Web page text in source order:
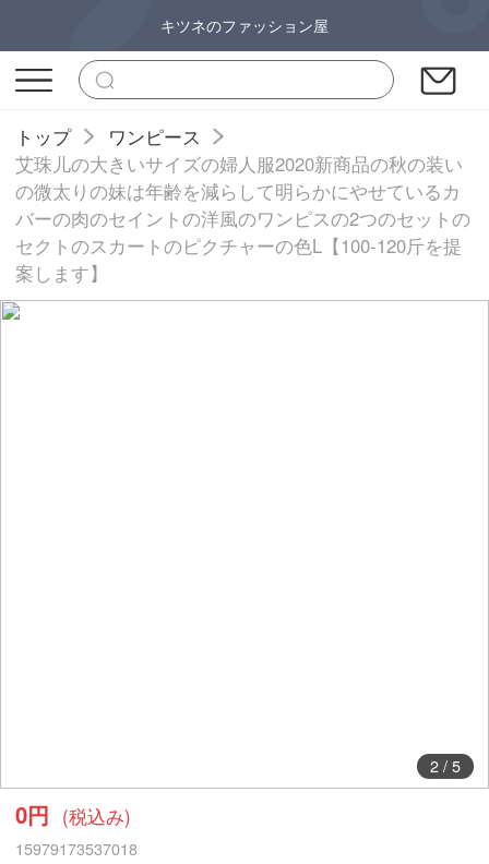
キツネのファッション屋
トップ
ワンピース
艾珠儿の大きいサイズの婦人服2020新商品の秋の装い
の微太りの妹は年齢を減らして明らかにやせているカ
バーの肉のセイントの洋風のワンピスの2つのセットの
セクトのスカートのピクチャーの色L【100-120斤を提
案します】
2/ 5
0円 (税込み)
15979173537018